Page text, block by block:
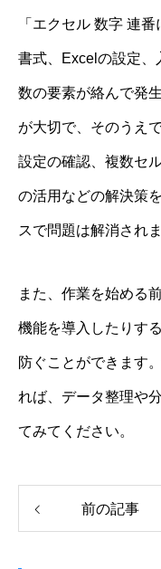
「エクセル 数字 連
書式、Excelの設定、
数の要素が絡んで発
が大切で、そのうえ
設定の確認、複数セ
の活用などの解決策
スで問題は解消されま
また、作業を始める
機能を導入したりす
防ぐことができます
れば、データ整理や
てみてください。
前の記事